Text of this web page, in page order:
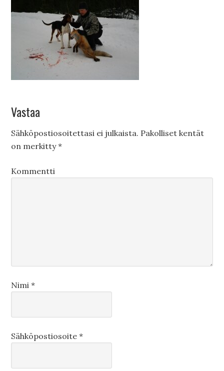
Vastaa
Sähköpostiosoitettasi ei julkaista. Pakolliset kentät
on merkitty*
Kommentti
Nimi*
Sähköpostiosoite*